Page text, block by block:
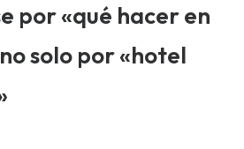
por «qué hacer en
solo por «hotel